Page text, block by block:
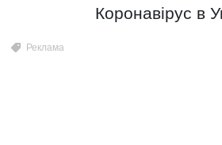
Коронавірус в